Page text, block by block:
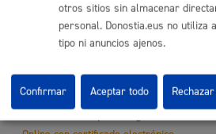
ONLINE
PRESENCIAL
MÁQUINA
otros sitios sin almacenar
personal. Donostia.eus no utiliza
tipo ni anuncios ajenos.
Confirmar Aceptar todo